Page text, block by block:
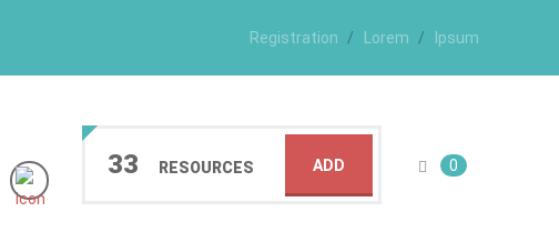
Registration Lorem Ipsum
0
33 RESOURCES ADD